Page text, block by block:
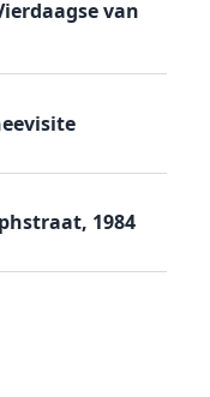
van
1984